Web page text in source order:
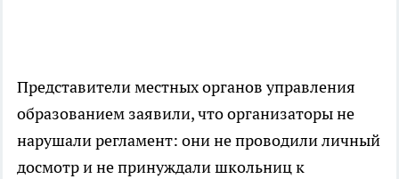
Представители местных органов управления
образованием заявили, что организаторы не
нарушали регламент: они не проводили личный
досмотр и не принуждали школьниц к